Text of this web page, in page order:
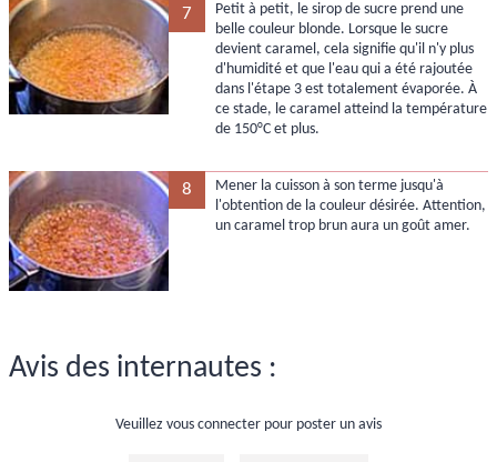
7
Petit à petit, le sirop de sucre prend une
belle couleur blonde. Lorsque le sucre
devient caramel, cela signifie qu'il n'y plus
d'humidité et que l'eau qui a été rajoutée
dans l'étape 3 est totalement évaporée. À
ce stade, le caramel atteind la température
de 150°C et plus.
8
Mener la cuisson à son terme jusqu'à
l'obtention de la couleur désirée. Attention,
un caramel trop brun aura un goût amer.
Avis des internautes :
Veuillez vous connecter pour poster un avis